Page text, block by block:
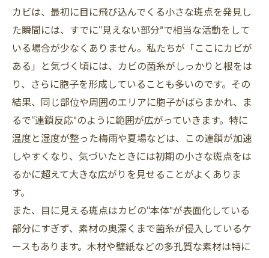
カビは、最初に目に飛び込んでくる小さな斑点を発見し
た瞬間には、すでに“見えない部分”で相当な活動をして
いる場合が少なくありません。私たちが「ここにカビが
ある」と気づく頃には、カビの菌糸がしっかりと根をは
り、さらに胞子を形成していることも多いのです。その
結果、同じ部位や周囲のエリアに胞子がばらまかれ、ま
るで“連鎖反応”のように範囲が広がっていきます。特に
温度と湿度が整った梅雨や夏場などは、この連鎖が加速
しやすくなり、気づいたときには初期の小さな斑点をは
るかに超えて大きな広がりを見せることがよくありま
す。
また、目に見える斑点はカビの“本体”が表面化している
部分にすぎず、素材の奥深くまで菌糸が侵入しているケ
ースもあります。木材や壁紙などの多孔質な素材は特に